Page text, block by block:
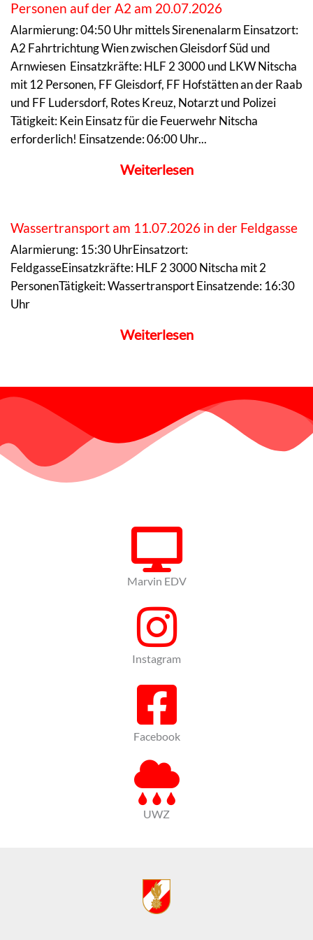
Personen auf der A2 am 20.07.2026
Alarmierung: 04:50 Uhr mittels Sirenenalarm Einsatzort:
A2 Fahrtrichtung Wien zwischen Gleisdorf Süd und
Arnwiesen Einsatzkräfte: HLF 2 3000 und LKW Nitscha
mit 12 Personen, FF Gleisdorf, FF Hofstätten an der Raab
und FF Ludersdorf, Rotes Kreuz, Notarzt und Polizei
Tätigkeit: Kein Einsatz für die Feuerwehr Nitscha
erforderlich! Einsatzende: 06:00 Uhr...
Weiterlesen
Wassertransport am 11.07.2026 in der Feldgasse
Alarmierung: 15:30 UhrEinsatzort:
FeldgasseEinsatzkräfte: HLF 2 3000 Nitscha mit 2
PersonenTätigkeit: Wassertransport Einsatzende: 16:30
Uhr
Weiterlesen
Marvin EDV
Instagram
Facebook
UWZ